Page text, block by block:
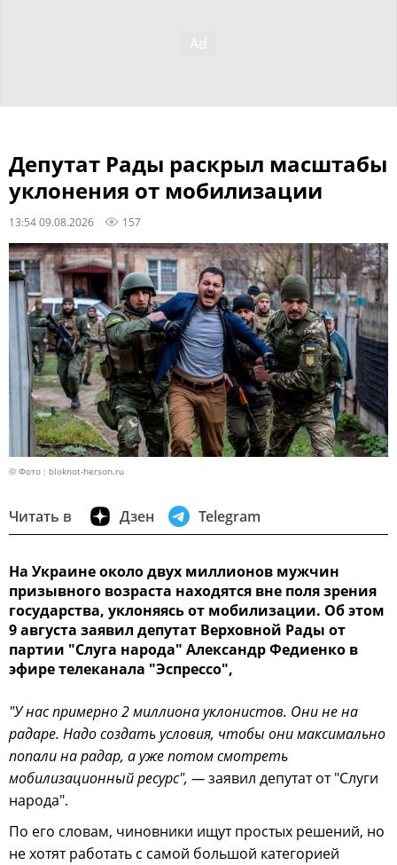
Депутат Рады раскрыл масштабы
уклонения от мобилизации
13:54 09.08.2026 157
© Фото : bloknot-herson.ru
Читать в Дзен Telegram
На Украине около двух миллионов мужчин
призывного возраста находятся вне поля зрения
государства, уклоняясь от мобилизации. Об этом
9 августа заявил депутат Верховной Рады от
партии "Слуга народа" Александр Федиенко в
эфире телеканала "Эспрессо",
"У нас примерно 2 миллиона уклонистов. Они не на
радаре. Надо создать условия, чтобы они максимально
попали на радар, а уже потом смотреть
мобилизационный ресурс", —заявил депутат от "Слуги
народа".
По его словам, чиновники ищут простых решений, но
не хотят работать с самой большой категорией